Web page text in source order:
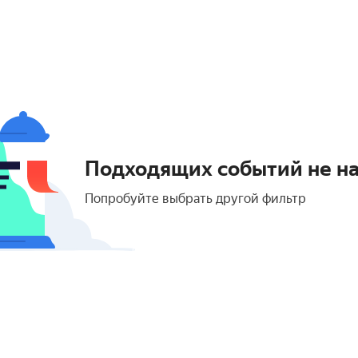
Подходящих событий не
Попробуйте выбрать другой фильтр